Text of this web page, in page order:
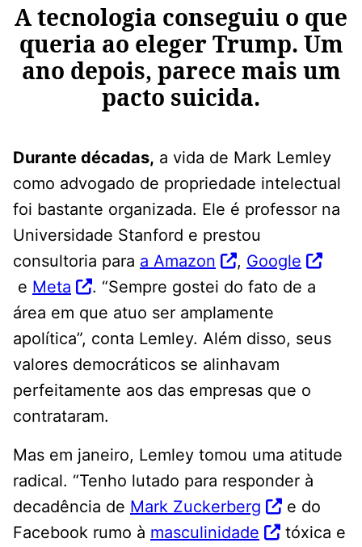
A tecnologia conseguiu o que
queria ao eleger Trump. Um
ano depois, parece mais um
pacto suicida.
Durante décadas, a vida de Mark Lemley
como advogado de propriedade intelectual
foi bastante organizada. Ele é professor na
Universidade Stanford e prestou
consultoria para a Amazon , Google
e Meta
. “Sempre gostei do fato de a
área em que atuo ser amplamente
apolítica”, conta Lemley. Além disso, seus
valores democráticos se alinhavam
perfeitamente aos das empresas que o
contrataram.
Mas em janeiro, Lemley tomou uma atitude
radical. “Tenho lutado para responder à
decadência de Mark Zuckerberg
e do
Facebook rumo à masculinidade
tóxica e